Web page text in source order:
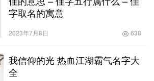
字取名的寓意
2023年7月8日 638
我信仰的光 热血江湖霸气名字大
全